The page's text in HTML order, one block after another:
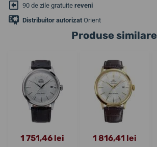
90 de zile gratuite reveni
Distribuitor autorizat Orient
Produse similare
1 751,46 lei 1 816,41 lei